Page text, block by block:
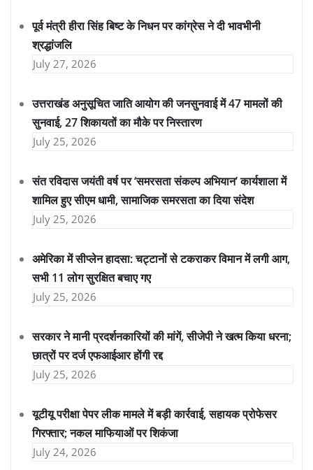
पूर्व मंत्री हीरा सिंह बिष्ट के निधन पर कांग्रेस ने दी भावभीनी
श्रद्धांजलि
July 27, 2026
उत्तराखंड अनुसूचित जाति आयोग की जनसुनवाई में 47 मामलों की
सुनवाई, 27 शिकायतों का मौके पर निस्तारण
July 25, 2026
संत रविदास जयंती वर्ष पर ‘समरसता संकल्प अभियान’ कार्यशाला में
शामिल हुए सीएम धामी, सामाजिक समरसता का दिया संदेश
July 25, 2026
अमेरिका में सीप्लेन हादसा: चट्टानों से टकराकर विमान में लगी आग,
सभी 11 लोग सुरक्षित बचाए गए
July 25, 2026
सरकार ने मानी प्रदर्शनकारियों की मांगें, सीजेपी ने खत्म किया धरना;
छात्रों पर दर्ज एफआईआर होंगी रद्द
July 25, 2026
यूटीयू परीक्षा पेपर लीक मामले में बड़ी कार्रवाई, सहायक प्रोफेसर
गिरफ्तार; नकल माफियाओं पर शिकंजा
July 24, 2026